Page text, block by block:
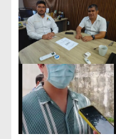
e
e
n
t
r